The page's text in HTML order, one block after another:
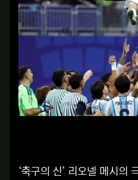
‘축구의 신’ 리오넬 메시의